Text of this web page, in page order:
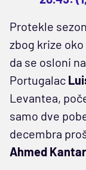
Protekle
zbog krize
da se osloni
Portugalac
Levantea,
samo dve
decembra
Ahmed